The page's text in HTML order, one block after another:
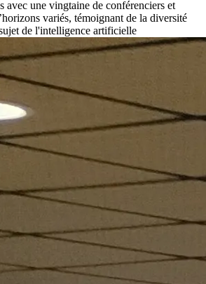
avec une vingtaine de conférenciers et
variés, témoignant de la diversité
de l'intelligence artificielle